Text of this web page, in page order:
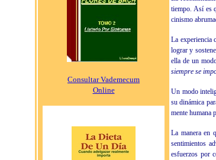
Consultar Vademecum
Online
tiempo. Así es
cinismo
La experiencia
lograr y
ella de un
siempre se
Un modo
su dinámica
mente humana
La manera en
sentimientos
esfuerzos por